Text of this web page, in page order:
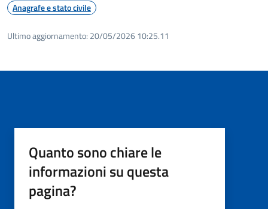
Anagrafe e stato civile
Ultimo aggiornamento: 20/05/2026 10:25.11
Quanto sono chiare le
informazioni su questa
pagina?